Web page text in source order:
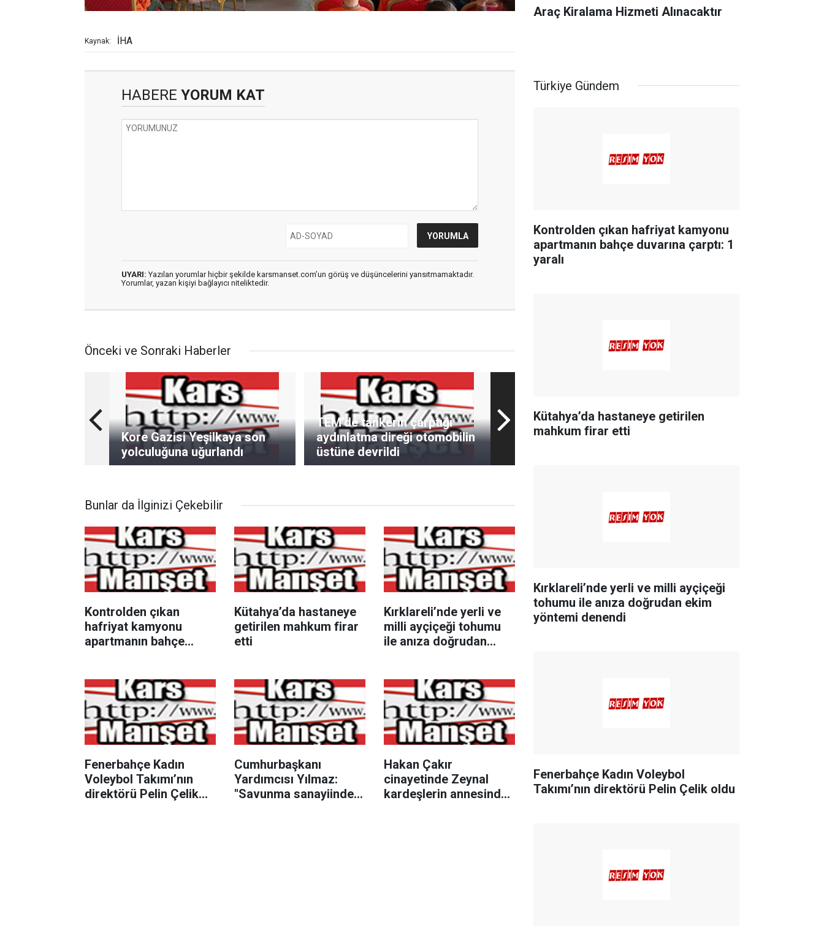
Kaynak: İHA
HABERE YORUM KAT
UYARI: Yazılan yorumlar hiçbir şekilde karsmanset.com’un görüş ve düşüncelerini yansıtmamaktadır.
Yorumlar, yazan kişiyi bağlayıcı niteliktedir.
Önceki ve Sonraki Haberler
Kore Gazisi Yeşilkaya son
yolculuğuna uğurlandı
TEM’de tankerin çarptığı
aydınlatma direği otomobilin
üstüne devrildi
Bunlar da İlginizi Çekebilir
Kontrolden çıkan
hafriyat kamyonu
apartmanın bahçe
Kütahya’da hastaneye
getirilen mahkum firar
etti
Kırklareli’nde yerli ve
milli ayçiçeği tohumu
ile anıza doğrudan
Fenerbahçe Kadın
Voleybol Takımı’nın
direktörü Pelin Çelik
Cumhurbaşkanı
Yardımcısı Yılmaz:
"Savunma sanayiinde
Hakan Çakır
cinayetinde Zeynal
kardeşlerin annesinden
Araç Kiralama Hizmeti Alınacaktır
Türkiye Gündem
Kontrolden çıkan hafriyat kamyonu
apartmanın bahçe duvarına çarptı: 1
yaralı
Kütahya’da hastaneye getirilen
mahkum firar etti
Kırklareli’nde yerli ve milli ayçiçeği
tohumu ile anıza doğrudan ekim
yöntemi denendi
Fenerbahçe Kadın Voleybol
Takımı’nın direktörü Pelin Çelik oldu